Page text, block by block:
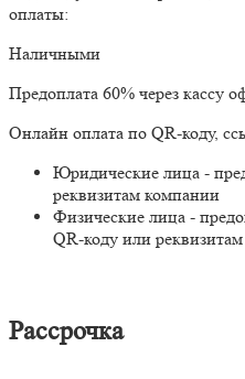
оплаты:
Наличными
Предоплата 60% через кассу
Онлайн оплата по QR-коду,
Юридические лица -
реквизитам компании
Физические лица -
QR-коду или
Рассрочка